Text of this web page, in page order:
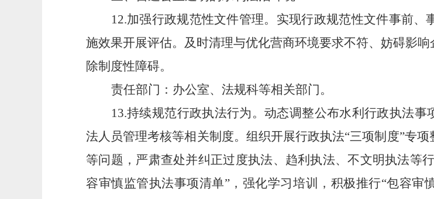
12.加强行政规范性文件管理。实现行政规范性文件事前
施效果开展评估。及时清理与优化营商环境要求不符、妨碍影
除制度性障碍。
责任部门：办公室、法规科等相关部门。
13.持续规范行政执法行为。动态调整公布水利行政执法
法人员管理考核等相关制度。组织开展行政执法“三项制度”专
等问题，严肃查处并纠正过度执法、趋利执法、不文明执法等
容审慎监管执法事项清单”，强化学习培训，积极推行“包容审